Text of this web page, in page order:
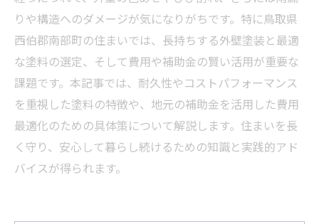
りや構造へのダメージが気になりがちです。特に鳥取県
西伯郡南部町の住まいでは、長持ちする外壁塗装と最適
な塗料の選定、そして費用や補助金の賢い活用が重要な
課題です。本記事では、耐久性やコストパフォーマンス
を重視した塗料の特徴や、地元の補助金を活用した費用
最適化のための具体策について解説します。住まいを長
く守り、安心して暮らし続けるための知識と実践的アド
バイスが得られます。